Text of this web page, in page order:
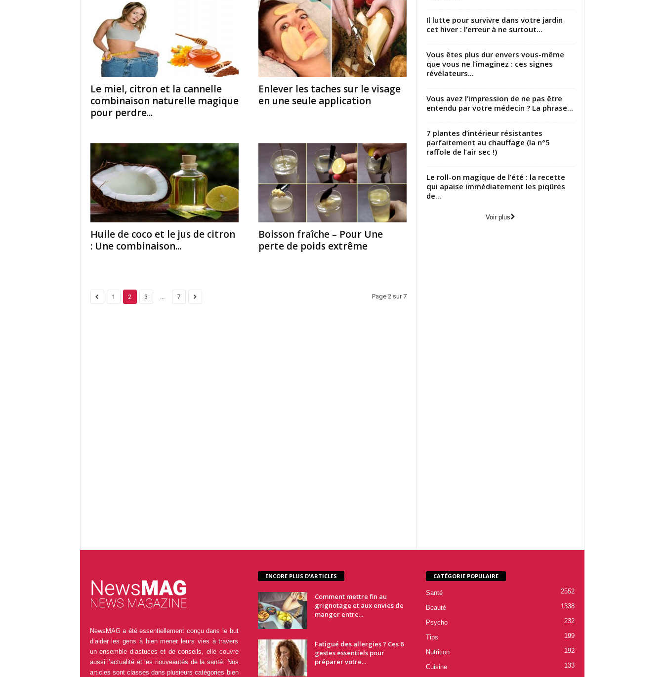
Le miel, citron et la cannelle
combinaison naturelle magique
pour perdre...
Enlever les taches sur le visage
en une seule application
Huile de coco et le jus de citron
: Une combinaison...
Boisson fraîche – Pour Une
perte de poids extrême
1 2 3 ... 7 Page 2 sur 7
Il lutte pour survivre dans votre jardin
cet hiver : l’erreur à ne surtout...
Vous êtes plus dur envers vous-même
que vous ne l’imaginez : ces signes
révélateurs...
Vous avez l’impression de ne pas être
entendu par votre médecin ? La phrase...
7 plantes d’intérieur résistantes
parfaitement au chauffage (la n°5
raffole de l’air sec !)
Le roll-on magique de l’été : la recette
qui apaise immédiatement les piqûres
de...
Voir plus
NewsMAG a été essentiellement conçu dans le but
d’aider les gens à bien mener leurs vies à travers
un ensemble d’astuces et de conseils, elle couvre
aussi l’actualité et les nouveautés de la santé. Nos
articles sont classés dans plusieurs catégories bien
ENCORE PLUS D'ARTICLES
Comment mettre fin au
grignotage et aux envies de
manger entre...
Fatigué des allergies ? Ces 6
gestes essentiels pour
préparer votre...
CATÉGORIE POPULAIRE
Santé 2552
Beauté 1338
Psycho 232
Tips 199
Nutrition 192
Cuisine
133